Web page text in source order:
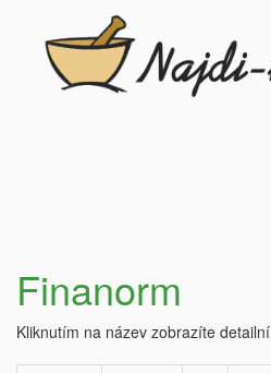
Finanorm
Kliknutím na název zobrazíte